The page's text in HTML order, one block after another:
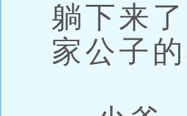
躺下来
家公子